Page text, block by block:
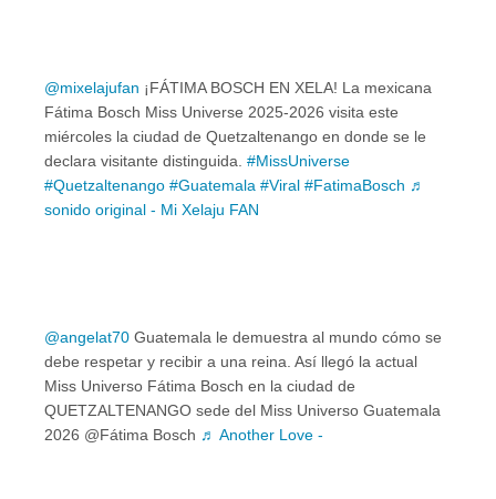
@mixelajufan ¡FÁTIMA BOSCH EN XELA! La mexicana
Fátima Bosch Miss Universe 2025-2026 visita este
miércoles la ciudad de Quetzaltenango en donde se le
declara visitante distinguida. #MissUniverse
#Quetzaltenango #Guatemala #Viral #FatimaBosch ♬
sonido original - Mi Xelaju FAN
@angelat70 Guatemala le demuestra al mundo cómo se
debe respetar y recibir a una reina. Así llegó la actual
Miss Universo Fátima Bosch en la ciudad de
QUETZALTENANGO sede del Miss Universo Guatemala
2026 @Fátima Bosch ♬ Another Love -